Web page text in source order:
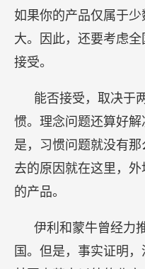
如果你的产品仅属于
大。因此，还要考虑
接受。
能否接受，取决于
惯。理念问题还算好
是，习惯问题就没有
去的原因就在这里，
的产品。
伊利和蒙牛曾经力
国。但是，事实证明，